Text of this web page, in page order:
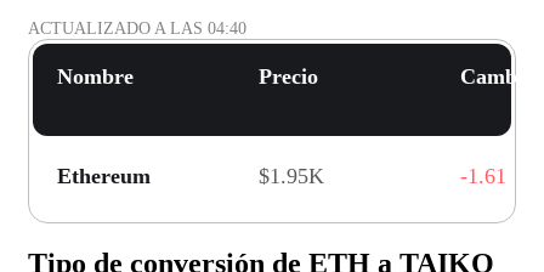
ACTUALIZADO A LAS 04:40
Nombre Precio Cambio
Ethereum $1.95K -1.61
Tipo de conversión de ETH a TAIKO